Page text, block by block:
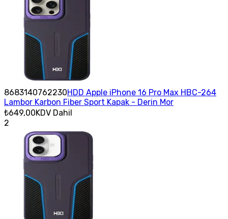
8683140762230HDD Apple iPhone 16 Pro Max HBC-264
Lambor Karbon Fiber Sport Kapak - Derin Mor
₺649,00KDV Dahil
2